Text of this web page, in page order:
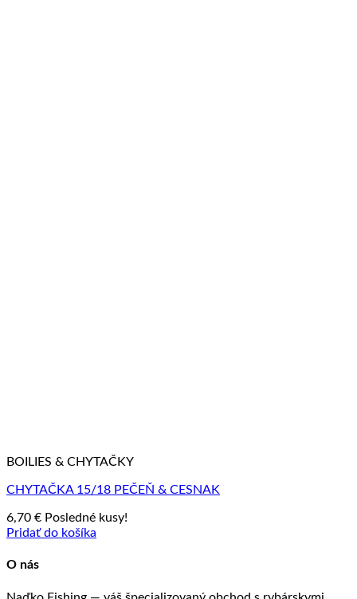
BOILIES & CHYTAČKY
CHYTAČKA 15/18 PEČEŇ & CESNAK
6,70 € Posledné kusy!
Pridať do košíka
O nás